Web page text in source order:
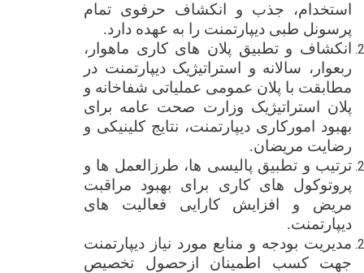
استخدام، جذب و انکشاف حرفوی تمام
پرسونل طبی دیپارتمنت را به عهده دارد.
انکشاف و تطبیق پلان ‌های کاری ماهوار،
ربعوار، سالانه و استراتیژیک دیپارتمنت در
مطابقت با پلان عمومی عملیاتی شفاخانه و
پلان استراتیژیک وزارت صحت عامه برای
بهبود امورکاری دیپارتمنت، نتایج کلینیکی و
رضایت مریضان.
ترتیب و تطبیق پالیسی ‌ها، طرزالعمل‌ ها و
پروتوکول‌ های کاری برای بهبود مراقبت
مریض و افزایش کارایی فعالیت های
دیپارتمنت.
مدیریت بودجه و منابع مورد نیاز دیپارتمنت
جهت کسب اطمینان ازحصول تخصیص